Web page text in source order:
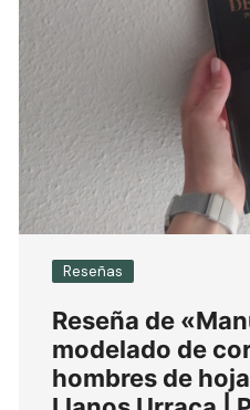
Reseñas
Reseña de
modelado de
hombres de